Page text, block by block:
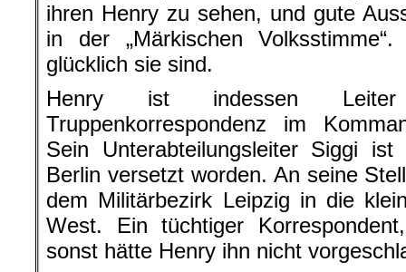
ihren Henry zu sehen, und gute
in der „Märkischen
glücklich sie sind.
Henry ist indessen Leiter
Truppenkorrespondenz im
Sein Unterabteilungsleiter Siggi
Berlin versetzt worden. An seine
dem Militärbezirk Leipzig in die
West. Ein tüchtiger
sonst hätte Henry ihn nicht